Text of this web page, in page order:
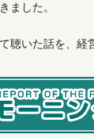
ました。
聴いた話を、